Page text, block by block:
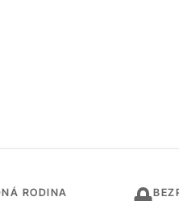
RODINA